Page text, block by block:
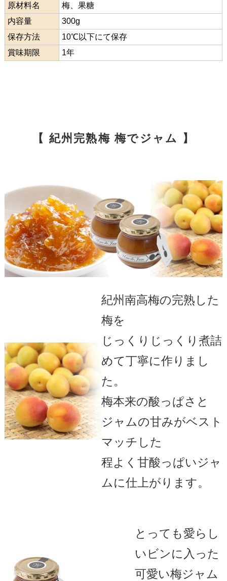
原材料名
梅、果糖
内容量
300g
保存方法
10℃以下にて保存
賞味期限
1年
【 紀州完熟梅 梅でジャム 】
紀州南高梅の完熟した
梅を
じっくりじっくり煮詰
めて丁寧に作りまし
た。
梅本来の酸っぱさと
ジャムの甘みがベスト
マッチした
程よく甘酸っぱいジャ
ムに仕上がります。
とっても愛らし
いビンに入った
可愛い梅ジャム